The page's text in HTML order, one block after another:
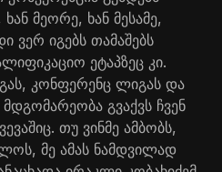
მეორე, ხან მესამე,
ვერ იგებს თამაშებს
ეტაპზეც კი.
კონფერენც ლიგას და
გვაქვს ჩვენ
თუ ვინმე ამბობს,
მე ამას ნამდვილად